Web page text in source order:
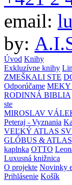
email:
by:
Úvod Knihy
Exkluzívne knihy
ZMEŠKALI STE
Odporúčame MEKY
RODINNÁ BIBLIA
ste
MIROSLAV
Peteraj - Vyznania
VEĽKÝ ATLAS
GLÓBUS & ATLAS
kaplnka OTTO
Luxusná knižnica
O projekte Novinky
Prihlásenie Košík